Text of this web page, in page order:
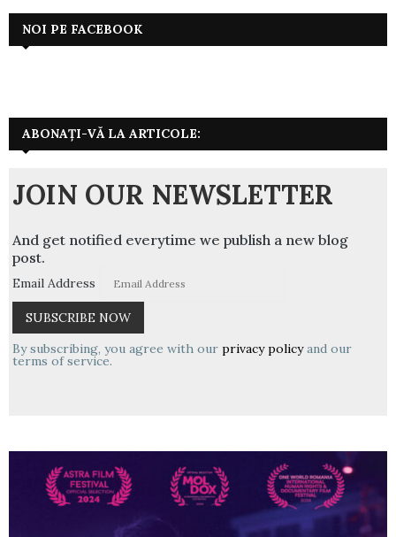
NOI PE FACEBOOK
ABONAȚI-VĂ LA ARTICOLE:
JOIN OUR NEWSLETTER
And get notified everytime we publish a new blog
post.
Email Address
By subscribing, you agree with our privacy policyand our
terms of service.